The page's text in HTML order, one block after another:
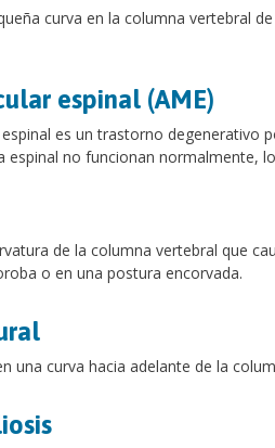
curva en la columna vertebral
espinal (AME)
es un trastorno degenerativo
espinal no funcionan normalmente,
de la columna vertebral que
o en una postura encorvada.
una curva hacia adelante de la